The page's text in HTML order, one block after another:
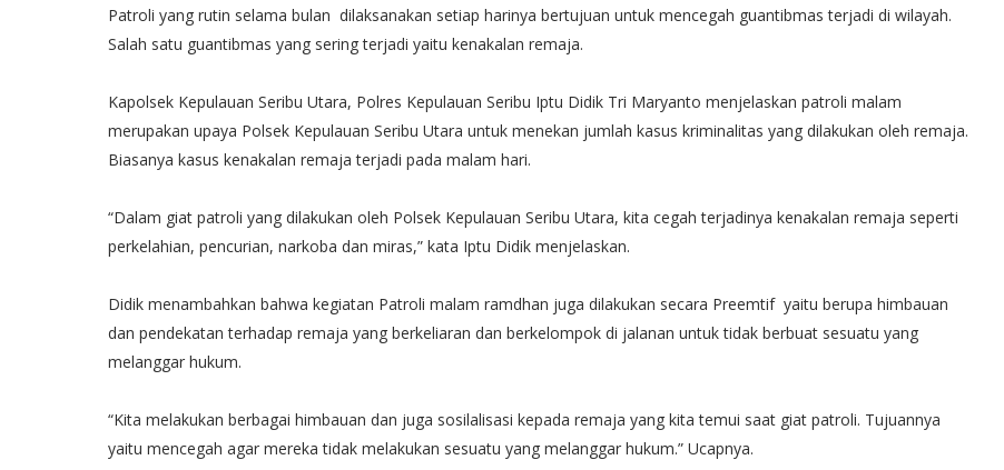
Patroli yang rutin selama bulan dilaksanakan setiap harinya bertujuan untuk mencegah guantibmas terjadi di wilayah.
Salah satu guantibmas yang sering terjadi yaitu kenakalan remaja.
Kapolsek Kepulauan Seribu Utara, Polres Kepulauan Seribu Iptu Didik Tri Maryanto menjelaskan patroli malam
merupakan upaya Polsek Kepulauan Seribu Utara untuk menekan jumlah kasus kriminalitas yang dilakukan oleh remaja.
Biasanya kasus kenakalan remaja terjadi pada malam hari.
“Dalam giat patroli yang dilakukan oleh Polsek Kepulauan Seribu Utara, kita cegah terjadinya kenakalan remaja seperti
perkelahian, pencurian, narkoba dan miras,” kata Iptu Didik menjelaskan.
Didik menambahkan bahwa kegiatan Patroli malam ramdhan juga dilakukan secara Preemtif yaitu berupa himbauan
dan pendekatan terhadap remaja yang berkeliaran dan berkelompok di jalanan untuk tidak berbuat sesuatu yang
melanggar hukum.
“Kita melakukan berbagai himbauan dan juga sosilalisasi kepada remaja yang kita temui saat giat patroli. Tujuannya
yaitu mencegah agar mereka tidak melakukan sesuatu yang melanggar hukum.” Ucapnya.